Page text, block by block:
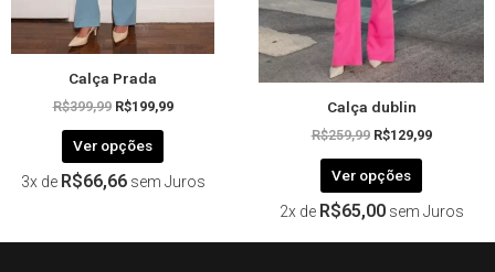
Calça Prada
R$399,99 R$199,99
Ver opções
página
produto
3x de R$66,66 sem Juros
Calça dublin
R$259,99 R$129,99
Ver opções
escolhidas
na
página
do
2x de R$65,00 sem Juros